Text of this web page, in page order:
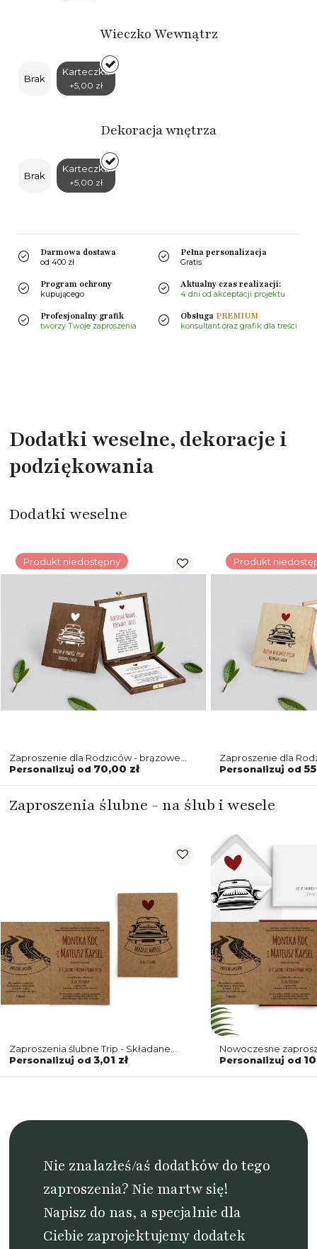
Wieczko Wewnątrz
Brak
Karteczka
+5,00 zł
Dekoracja wnętrza
Brak
Karteczka
+5,00 zł
Darmowa dostawa
od 400 zł
Pełna personalizacja
Gratis
Program ochrony
kupującego
Aktualny czas realizacji:
4 dni od akceptacji projektu
Profesjonalny grafik
tworzy Twoje zaproszenia
Obsługa PREMIUM
konsultant oraz grafik dla treści
Dodatki weselne, dekoracje i
podziękowania
Dodatki weselne
Produkt niedostępny
Zaproszenie dla Rodziców - brązowe
Trip Motyw 2
Personalizuj od 70,00 zł
Produkt
Zaproszenie dla
Trip - Motyw 2
Personalizuj od
Zaproszenia ślubne - na ślub i wesele
Zaproszenia ślubne Trip - Składane
motyw 2
Personalizuj od 3,01 zł
Nowoczesne
z motywem
bordowymi
Personalizuj od
Nie znalazłeś/aś dodatków do tego
zaproszenia? Nie martw się!
Napisz do nas, a specjalnie dla
Ciebie zaprojektujemy dodatek